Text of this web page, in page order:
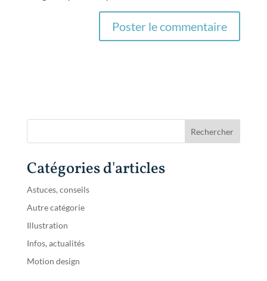
Catégories d'articles
Astuces, conseils
Autre catégorie
Illustration
Infos, actualités
Motion design